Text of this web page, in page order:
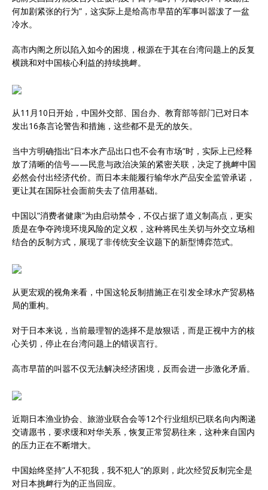
何加剧紧张的行为”，这实际上是给高市早苗的军事叫嚣泼了一盆
冷水。
高市内阁之所以陷入如今的困境，根源在于其在台湾问题上的反复
横跳和对中国核心利益的持续挑衅。
从11月10日开始，中国外交部、国台办、教育部等部门已对日本
发出16条言论警告和措施，这些都不是无的放矢。
当中方明确指出”日本水产品出口也不会有市场”时，实际上已经释
放了清晰的信号——民意与政治决策的紧密关联，决定了挑衅中国
必然会付出经济代价。而日本未能履行输华水产品安全监管承诺，
更让其在国际社会面前失去了信用基础。
中国以”消费者健康”为由启动禁令，不仅占据了道义制高点，更实
质是在争夺跨境环境风险的定义权，这种将民生关切与外交立场相
结合的反制方式，展现了非传统安全议题下的新型博弈范式。
从更宏观的视角来看，中国这轮反制措施正在引发全球水产贸易格
局的重构。
对于日本来说，当前最理智的选择不是放狠话，而是正视中方的核
心关切，停止在台湾问题上的错误言行。
高市早苗的叫嚣不仅无法解决经济困境，反而会进一步激化矛盾。
近期日本渔业协会、旅游业联合会等12个行业组织已联名向内阁递
交请愿书，要求缓和对华关系，恢复正常贸易往来，这种来自国内
的压力正在不断增大。
中国始终坚持”人不犯我，我不犯人”的原则，此次经贸反制完全是
对日本挑衅行为的正当回应。